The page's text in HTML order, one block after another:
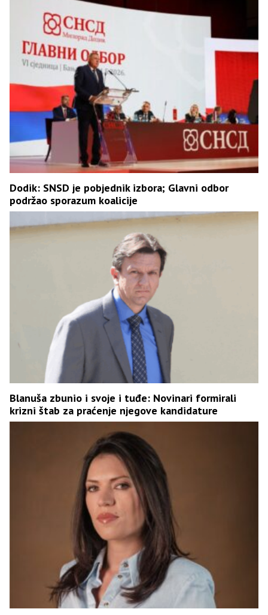
Dodik: SNSD je pobjednik izbora; Glavni odbor
podržao sporazum koalicije
Blanuša zbunio i svoje i tuđe: Novinari formirali
krizni štab za praćenje njegove kandidature